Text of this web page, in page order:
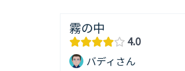
霧の中
4.0
バディさん